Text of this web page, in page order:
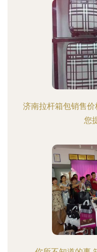
济南拉杆箱包销售
您